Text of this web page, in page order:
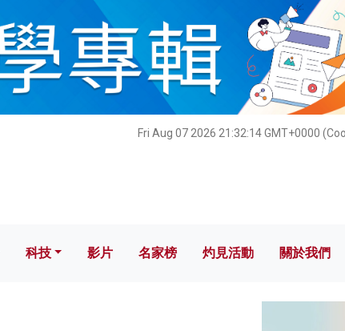
Fri Aug 07 2026 21:32:16 GMT+0000
科技 影片 名家榜 灼見活動 關於
科技 影片 名家榜 灼見活動 關於我們